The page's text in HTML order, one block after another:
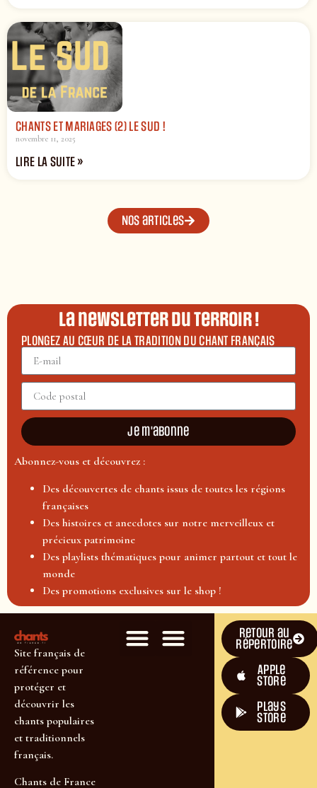
CHANTS ET MARIAGES (2) LE SUD !
novembre 11, 2025
LIRE LA SUITE »
Nos articles
La newsletter du terroir !
PLONGEZ AU CŒUR DE LA TRADITION DU CHANT FRANÇAIS
Je m'abonne
Abonnez-vous et découvrez :
Des découvertes de chants issus de toutes les régions
françaises
Des histoires et anecdotes sur notre merveilleux et
précieux patrimoine
Des playlists thématiques pour animer partout et tout le
monde
Des promotions exclusives sur le shop !
Site français de
référence pour
protéger et
découvrir les
chants populaires
et traditionnels
français.
Chants de France
Retour au
répertoire
Apple
Store
plays
store